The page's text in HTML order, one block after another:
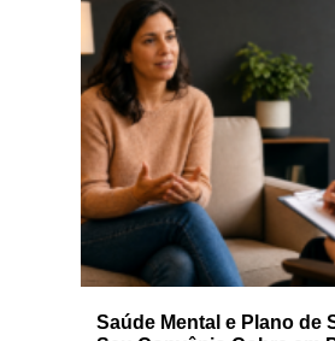
Saúde Mental e Plano de